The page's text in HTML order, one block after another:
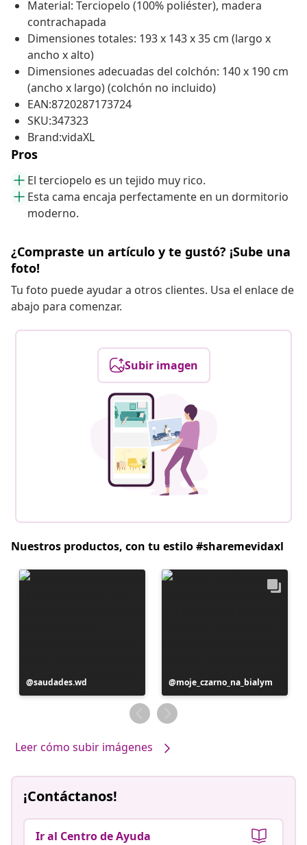
Material: Terciopelo (100% poliéster), madera
contrachapada
Dimensiones totales: 193 x 143 x 35 cm (largo x
ancho x alto)
Dimensiones adecuadas del colchón: 140 x 190 cm
(ancho x largo) (colchón no incluido)
EAN:8720287173724
SKU:347323
Brand:vidaXL
Pros
El terciopelo es un tejido muy rico.
Esta cama encaja perfectamente en un dormitorio
moderno.
¿Compraste un artículo y te gustó? ¡Sube una
foto!
Tu foto puede ayudar a otros clientes. Usa el enlace de
abajo para comenzar.
Subir imagen
Nuestros productos, con tu estilo #sharemevidaxl
Publicación
realizada
saudades.wd
Publicación
realizada
por
moje_czarno_na_bialym
Leer cómo subir imágenes
¡Contáctanos!
Ir al Centro de Ayuda